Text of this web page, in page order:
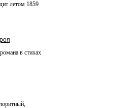
летом 1859
в стихах